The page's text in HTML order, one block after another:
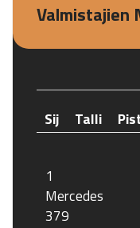
Valmistajien
Sij Talli
1
Mercedes
379